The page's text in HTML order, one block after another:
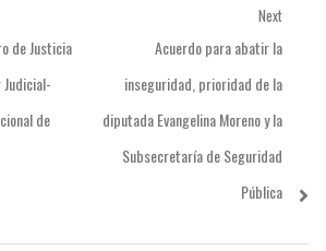
de Justicia
de
Next
Next
post:
Acuerdo para abatir la
inseguridad, prioridad de la
diputada Evangelina Moreno y la
Subsecretaría de Seguridad
Pública